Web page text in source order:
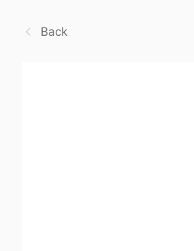
Back